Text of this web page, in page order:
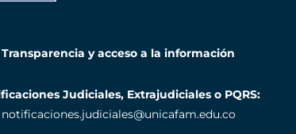
Transparencia y acceso a la información
Judiciales, Extrajudiciales o PQRS:
notificaciones.judiciales@unicafam.edu.co